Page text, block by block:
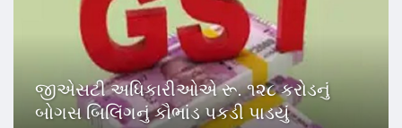
જીએસટી અધિકારીઓએ રૂ. ૧૨૮ કરોડનું
બોગસ બિલિંગનું કૌભાંડ પકડી પાડયું